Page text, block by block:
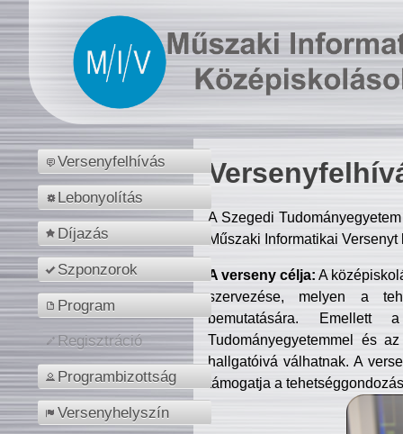
Versenyfelhívás
Lebonyolítás
Díjazás
Szponzorok
Program
Regisztráció
Programbizottság
Versenyhelyszín
A Szegedi
Műszaki Informatikai
A verseny célja: A
szervezése, melyen a
bemutatására. Emellett
Tudományegyetemmel és
hallgatóivá válhatnak. A
támogatja a